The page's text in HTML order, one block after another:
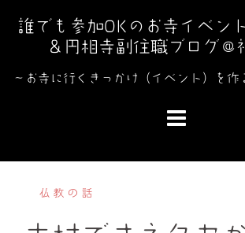
キ
誰でも参加OKのお寺イベン
＆円相寺副住職ブログ＠
～お寺に行くきっかけ（イベント）を作
仏教の話